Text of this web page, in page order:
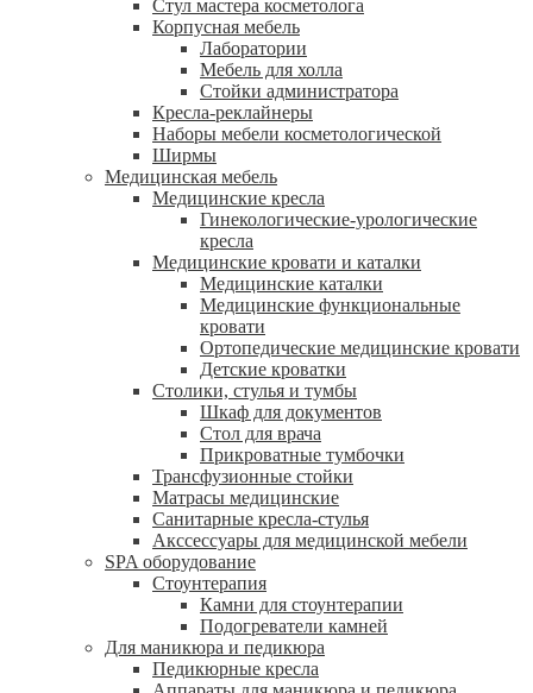
Стул мастера косметолога
Корпусная мебель
Лаборатории
Мебель для холла
Стойки администратора
Кресла-реклайнеры
Наборы мебели косметологической
Ширмы
Медицинская мебель
Медицинские кресла
Гинекологические-урологические
кресла
Медицинские кровати и каталки
Медицинские каталки
Медицинские функциональные
кровати
Ортопедические медицинские кровати
Детские кроватки
Столики, стулья и тумбы
Шкаф для документов
Стол для врача
Прикроватные тумбочки
Трансфузионные стойки
Матрасы медицинские
Санитарные кресла-стулья
Акссессуары для медицинской мебели
SPA оборудование
Стоунтерапия
Камни для стоунтерапии
Подогреватели камней
Для маникюра и педикюра
Педикюрные кресла